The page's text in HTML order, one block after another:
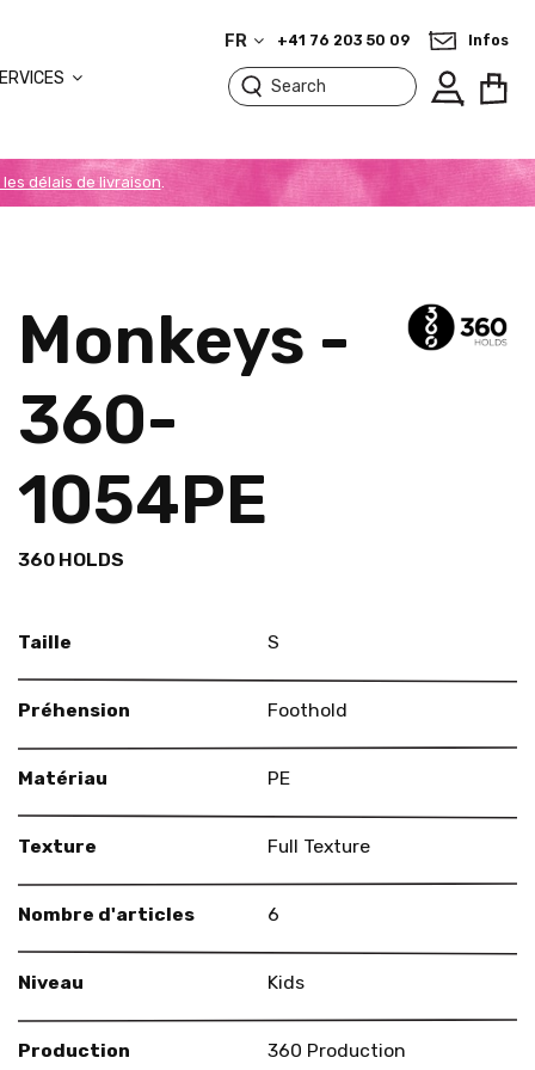
FR +41 76 203 50 09 Infos
délais de livraison.
Monkeys -
360-
1054PE
360 HOLDS
Taille S
Préhension Foothold
Matériau PE
Texture Full Texture
Nombre d'articles 6
Niveau Kids
Production 360 Production